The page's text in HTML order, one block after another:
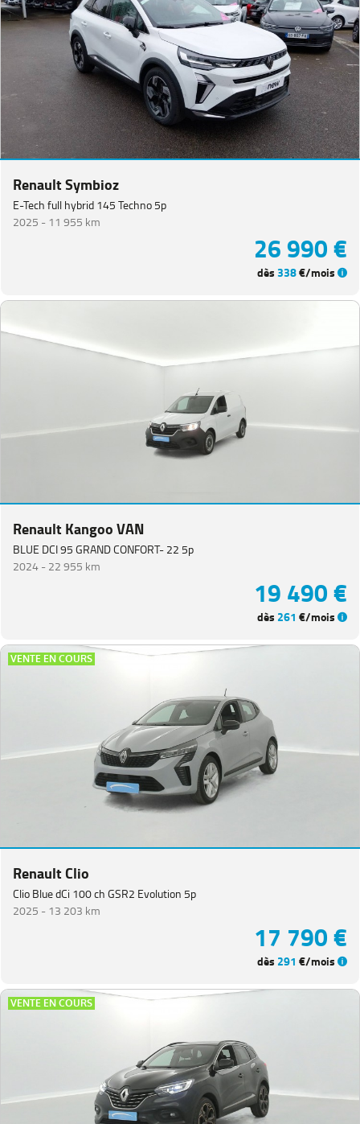
Renault Symbioz
E-Tech full hybrid 145 Techno 5p
2025 - 11 955 km
26 990 €
dès338€/mois
Renault Kangoo VAN
BLUE DCI 95 GRAND CONFORT- 22 5p
2024 -22 955 km
19 490 €
dès 261 €/mois
VENTE EN COURS
Renault Clio
Clio Blue dCi 100 ch GSR2 Evolution 5p
2025 - 13 203 km
17 790 €
dès 291 €/mois
VENTE EN COURS